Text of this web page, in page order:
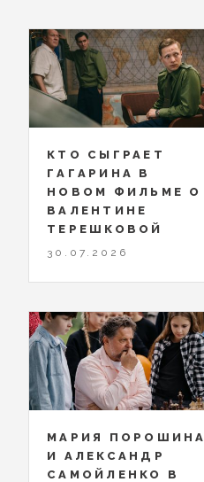
КТО СЫГРАЕТ
ГАГАРИНА В
НОВОМ ФИЛЬМЕ О
ВАЛЕНТИНЕ
ТЕРЕШКОВОЙ
30.07.2026
МАРИЯ ПОРОШИНА
И АЛЕКСАНДР
САМОЙЛЕНКО В